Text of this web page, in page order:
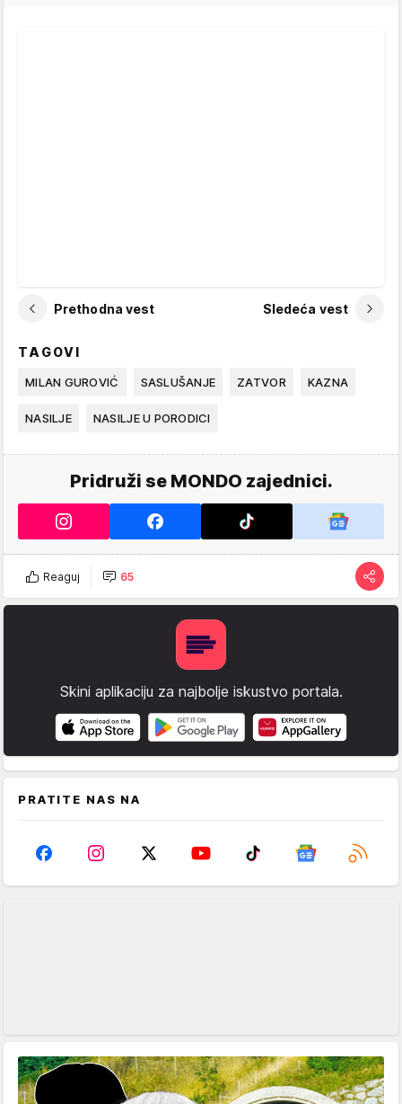
Prethodna vest Sledeća vest
TAGOVI
MILAN GUROVIĆ SASLUŠANJE ZATVOR KAZNA
NASILJE NASILJE U PORODICI
Pridruži se MONDO zajednici.
Reaguj 65
Skini aplikaciju za najbolje iskustvo portala.
PRATITE NAS NA